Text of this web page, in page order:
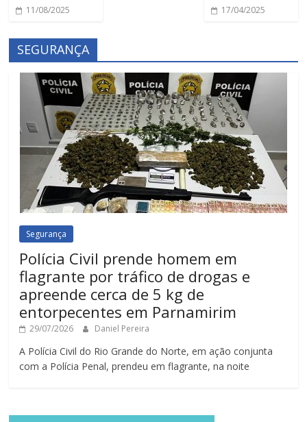
11/08/2025 17/04/2025
SEGURANÇA
Segurança
Polícia Civil prende homem em
flagrante por tráfico de drogas e
apreende cerca de 5 kg de
entorpecentes em Parnamirim
29/07/2026 Daniel Pereira
A Polícia Civil do Rio Grande do Norte, em ação conjunta
com a Polícia Penal, prendeu em flagrante, na noite